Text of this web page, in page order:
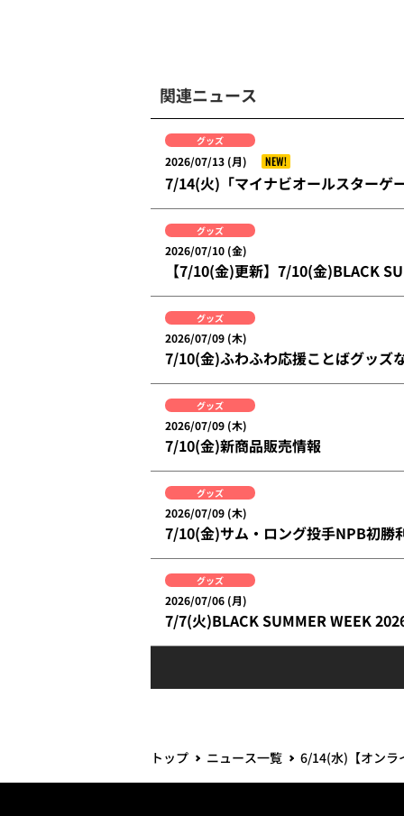
関連ニュース
グッズ
2026/07/13 (月) NEW!
7/14(火)「マイナビオールスターゲ
グッズ
2026/07/10 (金)
【7/10(金)更新】7/10(金)BLACK
グッズ
2026/07/09 (木)
7/10(金)ふわふわ応援ことばグッズ
グッズ
2026/07/09 (木)
7/10(金)新商品販売情報
グッズ
2026/07/09 (木)
7/10(金)サム・ロング投手NPB初勝
グッズ
2026/07/06 (月)
7/7(火)BLACK SUMMER WEEK
トップ ニュース一覧 6/14(水)【オンラ